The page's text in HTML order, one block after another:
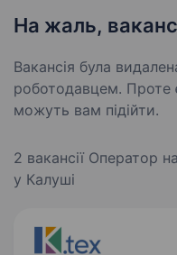
На жаль,
Вакансія була
роботодавцем. Проте
можуть вам підійти.
2 вакансії Оператор
у Калуші